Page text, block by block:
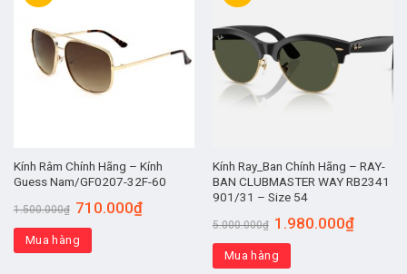
Kính Râm Chính Hãng – Kính
Guess Nam/GF0207-32F-60
1.500.000₫ 710.000₫
Mua hàng
Kính Ray_Ban Chính Hãng – RAY-
BAN CLUBMASTER WAY RB2341
901/31 – Size 54
5.000.000₫ 1.980.000₫
Mua hàng